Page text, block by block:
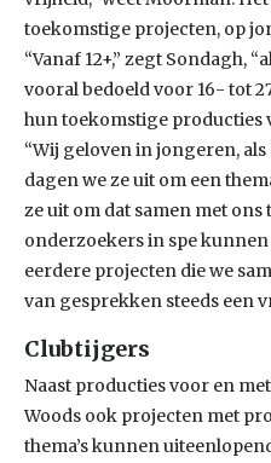
toekomstige projecten, op
“Vanaf 12+,” zegt Sondagh,
vooral bedoeld voor 16- tot
hun toekomstige producties
“Wij geloven in jongeren,
dagen we ze uit om een
ze uit om dat samen met
onderzoekers in spe kunnen
eerdere projecten die we
van gesprekken steeds een
Clubtijgers
Naast producties voor en
Woods ook projecten met
thema’s kunnen